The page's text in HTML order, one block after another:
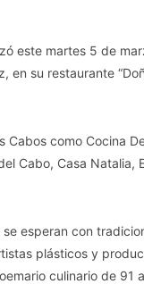
este martes 5 de
su restaurante
como Cocina
Cabo, Casa Natalia,
esperan con
plásticos y
culinario de 91